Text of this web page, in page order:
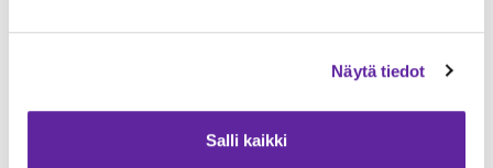
Näytä tiedot
Salli kaikki
energiatehokkaimmista rakennuksista, joka
tavoittelee korkeimpia kestävän kehityksen
tunnustuksia, muun muassa LEED Platinum -